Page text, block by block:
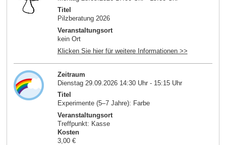
Titel
Pilzberatung 2026
Veranstaltungsort
kein Ort
Klicken Sie hier für weitere Informationen >>
Zeitraum
Dienstag 29.09.2026 14:30 Uhr - 15:15 Uhr
Titel
Experimente (5–7 Jahre): Farbe
Veranstaltungsort
Treffpunkt: Kasse
Kosten
3,00 €